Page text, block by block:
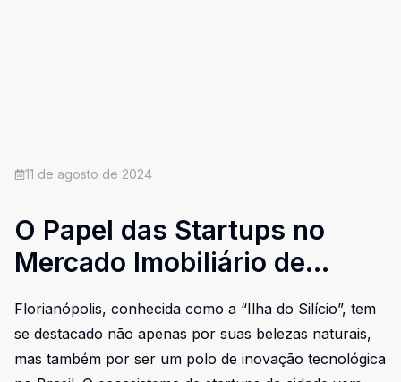
11 de agosto de 2024
O Papel das Startups no
Mercado Imobiliário de
Florianópolis
Florianópolis, conhecida como a “Ilha do Silício”, tem
se destacado não apenas por suas belezas naturais,
mas também por ser um polo de inovação tecnológica